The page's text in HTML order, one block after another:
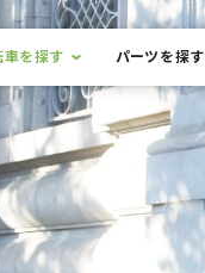
内メニュー
スキップ
車を探す パーツを探す